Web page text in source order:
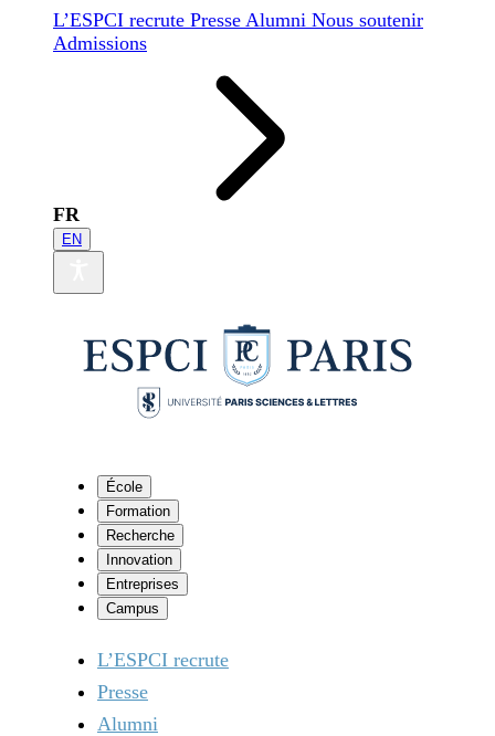
L’ESPCI recrute Presse Alumni Nous soutenir
Admissions
FR
EN
École
Formation
Recherche
Innovation
Entreprises
Campus
L’ESPCI recrute
Presse
Alumni